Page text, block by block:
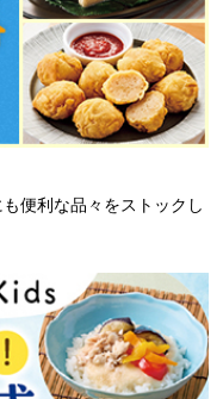
便利な品々をストックし